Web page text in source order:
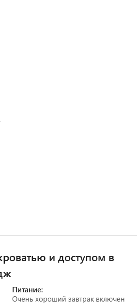
и доступом в
Питание:
Очень хороший завтрак включен